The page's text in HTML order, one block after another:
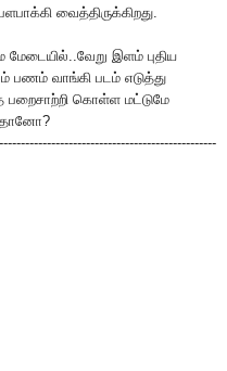
வைத்திருக்கிறது.
மேடையில்..வேறு இளம் புதிய
பணம் வாங்கி படம் எடுத்து
பறைசாற்றி கொள்ள மட்டுமே